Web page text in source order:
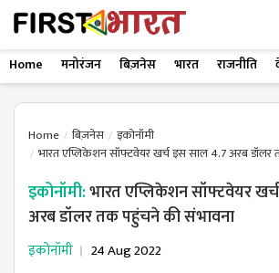
Home मनोरंजन बिज़नेस भारत राजनीति
Home बिज़नेस
इकोनॉमी
भारत एप्लिकेशन सॉफ्टवेयर खर्च इस साल 4.7 अरब
इकोनॉमी:भारत एप्लिकेशन सॉफ्टवेयर
अरब डॉलर तक पहुंचने की संभावना
इकोनॉमी 24 Aug 2022